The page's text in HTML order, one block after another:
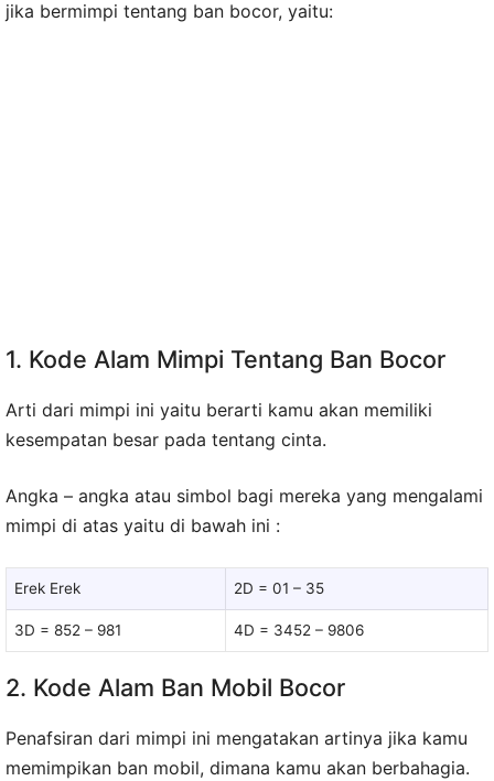
jika bermimpi tentang ban bocor, yaitu:
1. Kode Alam Mimpi Tentang Ban Bocor
Arti dari mimpi ini yaitu berarti kamu akan memiliki
kesempatan besar pada tentang cinta.
Angka – angka atau simbol bagi mereka yang mengalami
mimpi di atas yaitu di bawah ini :
Erek Erek 2D = 01 – 35
3D = 852 – 981 4D = 3452 – 9806
2. Kode Alam Ban Mobil Bocor
Penafsiran dari mimpi ini mengatakan artinya jika kamu
memimpikan ban mobil, dimana kamu akan berbahagia.